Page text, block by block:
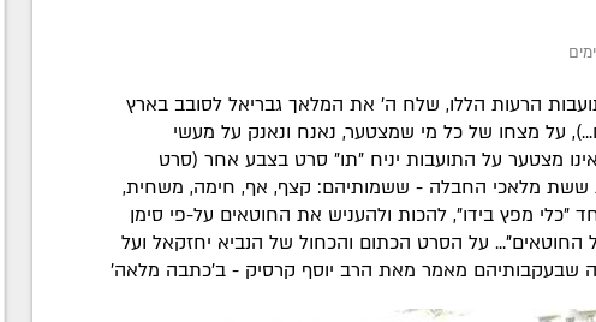
הרעות הללו, שלח ה' את המלאך גבריאל לסובב בארץ
על מצחו של כל מי שמצטער, נאנח ונאנק על מעשי
מצטער על התועבות יניח "תו" סרט בצבע אחר (סרט
ששת מלאכי החבלה - ששמותיהם: קצף, אף, חימה, משחית,
"כלי מפץ בידו", להכות ולהעניש את החוטאים על-פי סימן
על הסרט הכתום והכחול של הנביא יחזקאל ועל
שבעקבותיהם מאמר מאת הרב יוסף קרסיק - ב'כתבה מלאה'